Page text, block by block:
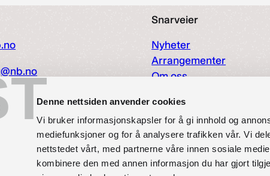
Denne nettsiden anvender cookies
Vi bruker informasjonskapsler for å gi innhold og
mediefunksjoner og for å analysere trafikken vår. Vi
nettstedet vårt, med partnerne våre innen sosiale
kombinere den med annen informasjon du har gjort
Oslo
Snarveier
Nyheter
Arrangementer
Om oss
Personvernerklæring
Vilkår for bruk av forum